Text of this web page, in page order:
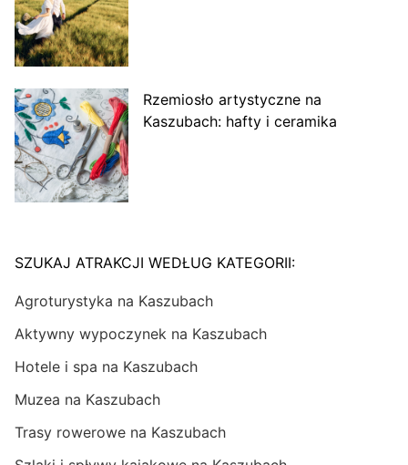
Rzemiosło artystyczne na
Kaszubach: hafty i ceramika
SZUKAJ ATRAKCJI WEDŁUG KATEGORII:
Agroturystyka na Kaszubach
Aktywny wypoczynek na Kaszubach
Hotele i spa na Kaszubach
Muzea na Kaszubach
Trasy rowerowe na Kaszubach